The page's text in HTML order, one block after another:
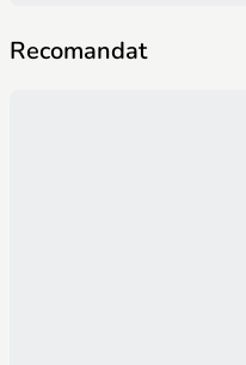
Recomandat